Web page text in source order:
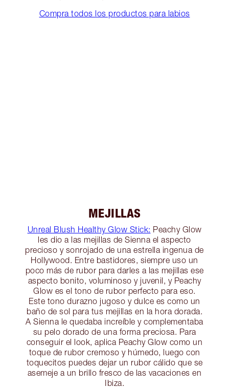
Compra todos los productos para labios
MEJILLAS
Unreal Blush Healthy Glow Stick: Peachy Glow
les dio a las mejillas de Sienna el aspecto
precioso y sonrojado de una estrella ingenua de
Hollywood. Entre bastidores, siempre uso un
poco más de rubor para darles a las mejillas ese
aspecto bonito, voluminoso y juvenil, y Peachy
Glow es el tono de rubor perfecto para eso.
Este tono durazno jugoso y dulce es como un
baño de sol para tus mejillas en la hora dorada.
A Sienna le quedaba increíble y complementaba
su pelo dorado de una forma preciosa. Para
conseguir el look, aplica Peachy Glow como un
toque de rubor cremoso y húmedo, luego con
toquecitos puedes dejar un rubor cálido que se
asemeje a un brillo fresco de las vacaciones en
Ibiza.